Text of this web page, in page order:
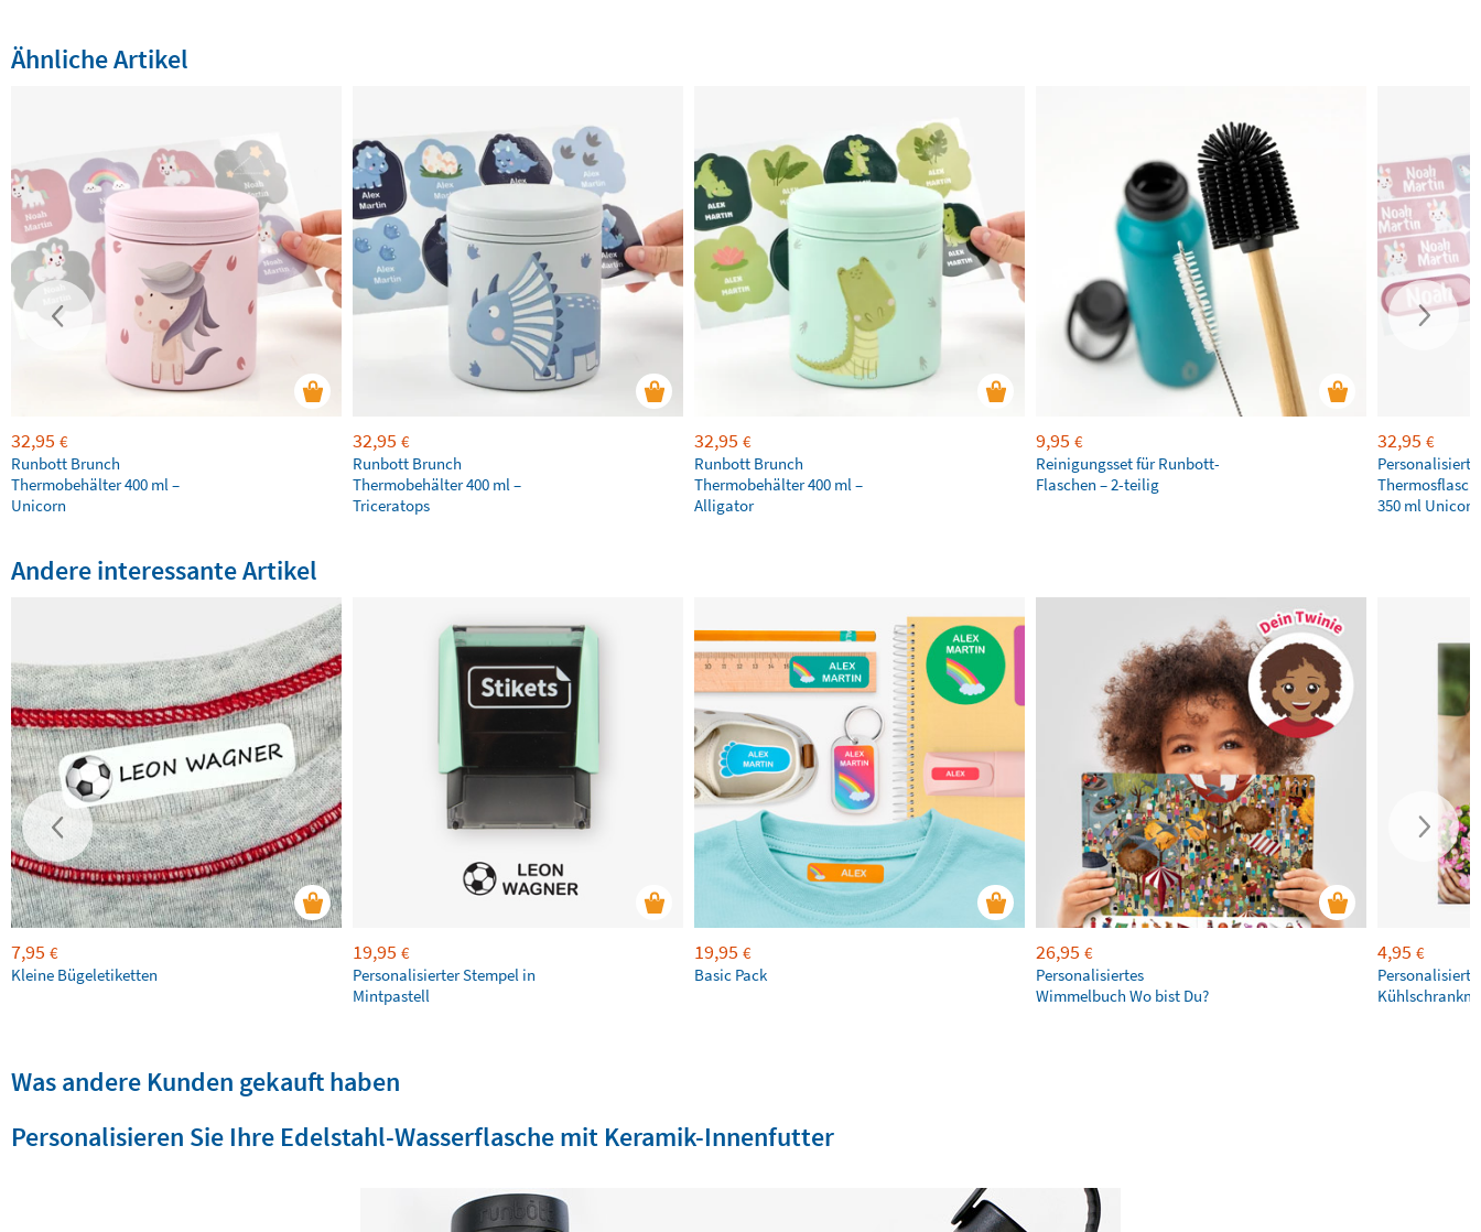
Ähnliche Artikel
32,95 €
Runbott Brunch
Thermobehälter 400 ml –
Unicorn
32,95 €
Runbott Brunch
Thermobehälter 400 ml –
Triceratops
32,95 €
Runbott Brunch
Thermobehälter 400 ml –
Alligator
9,95 €
Reinigungsset für Runbott-
Flaschen – 2-teilig
32,95 €
Personalisierte
350 ml Unicorn
Andere interessante Artikel
7,95 €
Kleine Bügeletiketten
19,95 €
Personalisierter Stempel in
Mintpastell
19,95 €
Basic Pack
26,95 €
Personalisiertes
Wimmelbuch Wo bist Du?
4,95 €
Was andere Kunden gekauft haben
Personalisieren Sie Ihre Edelstahl-Wasserflasche mit Keramik-Innenfutter